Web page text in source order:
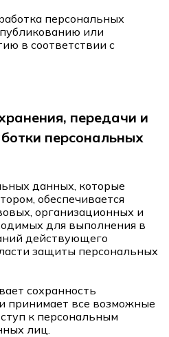
персональных
или
в соответствии с
передачи и
персональных
данных, которые
обеспечивается
организационных и
для выполнения в
действующего
защиты персональных
сохранность
принимает все возможные
к персональным
лиц.